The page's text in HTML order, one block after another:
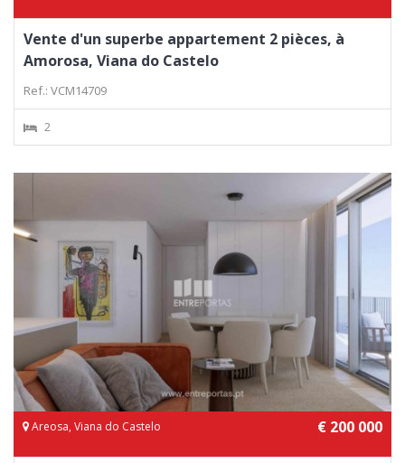
Vente d'un superbe appartement 2 pièces, à
Amorosa, Viana do Castelo
Ref.: VCM14709
2
Areosa, Viana do Castelo € 200 000